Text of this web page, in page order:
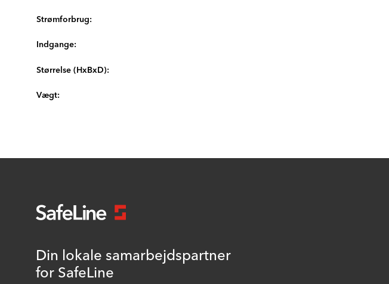
Strømforbrug:
Indgange:
Størrelse (HxBxD):
Vægt:
Din lokale samarbejdspartner
for SafeLine